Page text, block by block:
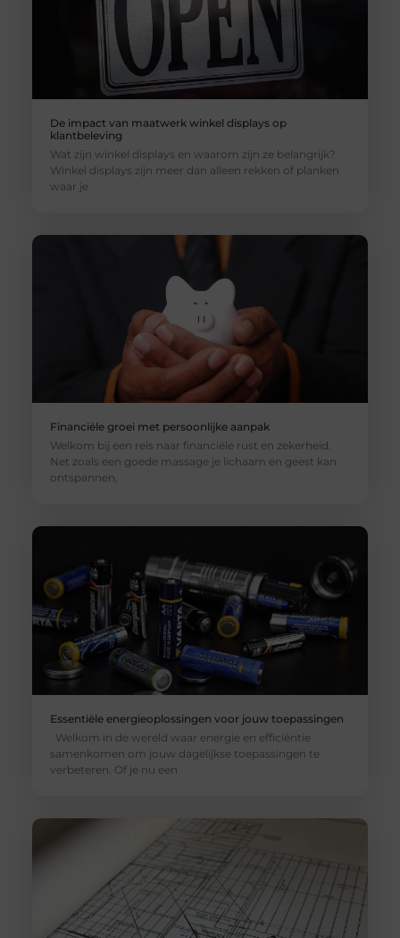
De impact van maatwerk winkel displays op
klantbeleving
Wat zijn winkel displays en waarom zijn ze belangrijk?
Winkel displays zijn meer dan alleen rekken of planken
waar je
Financiële groei met persoonlijke aanpak
Welkom bij een reis naar financiële rust en zekerheid.
Net zoals een goede massage je lichaam en geest kan
ontspannen,
Essentiële energieoplossingen voor jouw toepassingen
Welkom in de wereld waar energie en efficiëntie
samenkomen om jouw dagelijkse toepassingen te
verbeteren. Of je nu een